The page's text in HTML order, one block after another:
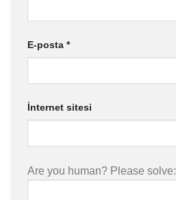
E-posta *
İnternet sitesi
Are you human? Please solve: